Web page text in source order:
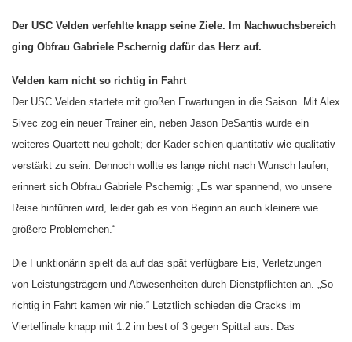
Der USC Velden verfehlte knapp seine Ziele. Im Nachwuchsbereich
ging Obfrau Gabriele Pschernig dafür das Herz auf.
Velden kam nicht so richtig in Fahrt
Der USC Velden startete mit großen Erwartungen in die Saison. Mit Alex
Sivec zog ein neuer Trainer ein, neben Jason DeSantis wurde ein
weiteres Quartett neu geholt; der Kader schien quantitativ wie qualitativ
verstärkt zu sein. Dennoch wollte es lange nicht nach Wunsch laufen,
erinnert sich Obfrau Gabriele Pschernig: „Es war spannend, wo unsere
Reise hinführen wird, leider gab es von Beginn an auch kleinere wie
größere Problemchen.“
Die Funktionärin spielt da auf das spät verfügbare Eis, Verletzungen
von Leistungsträgern und Abwesenheiten durch Dienstpflichten an. „So
richtig in Fahrt kamen wir nie.“ Letztlich schieden die Cracks im
Viertelfinale knapp mit 1:2 im best of 3 gegen Spittal aus. Das